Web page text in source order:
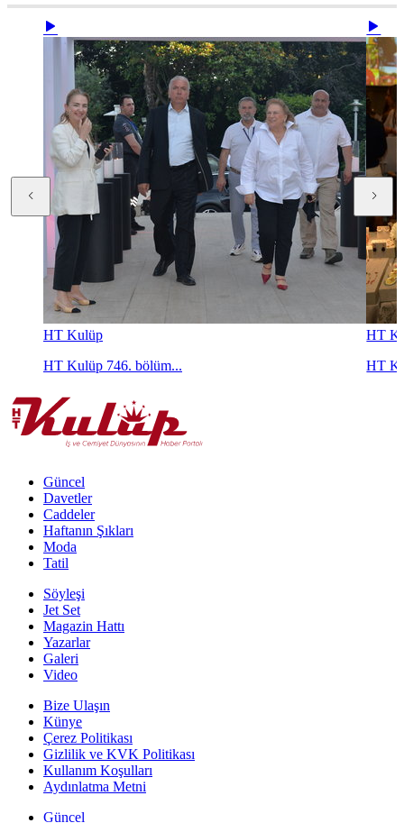
HT Kulüp
HT Kulüp 746. bölüm...
HT
HT
Güncel
Davetler
Caddeler
Haftanın Şıkları
Moda
Tatil
Söyleşi
Jet Set
Magazin Hattı
Yazarlar
Galeri
Video
Bize Ulaşın
Künye
Çerez Politikası
Gizlilik ve KVK Politikası
Kullanım Koşulları
Aydınlatma Metni
Güncel